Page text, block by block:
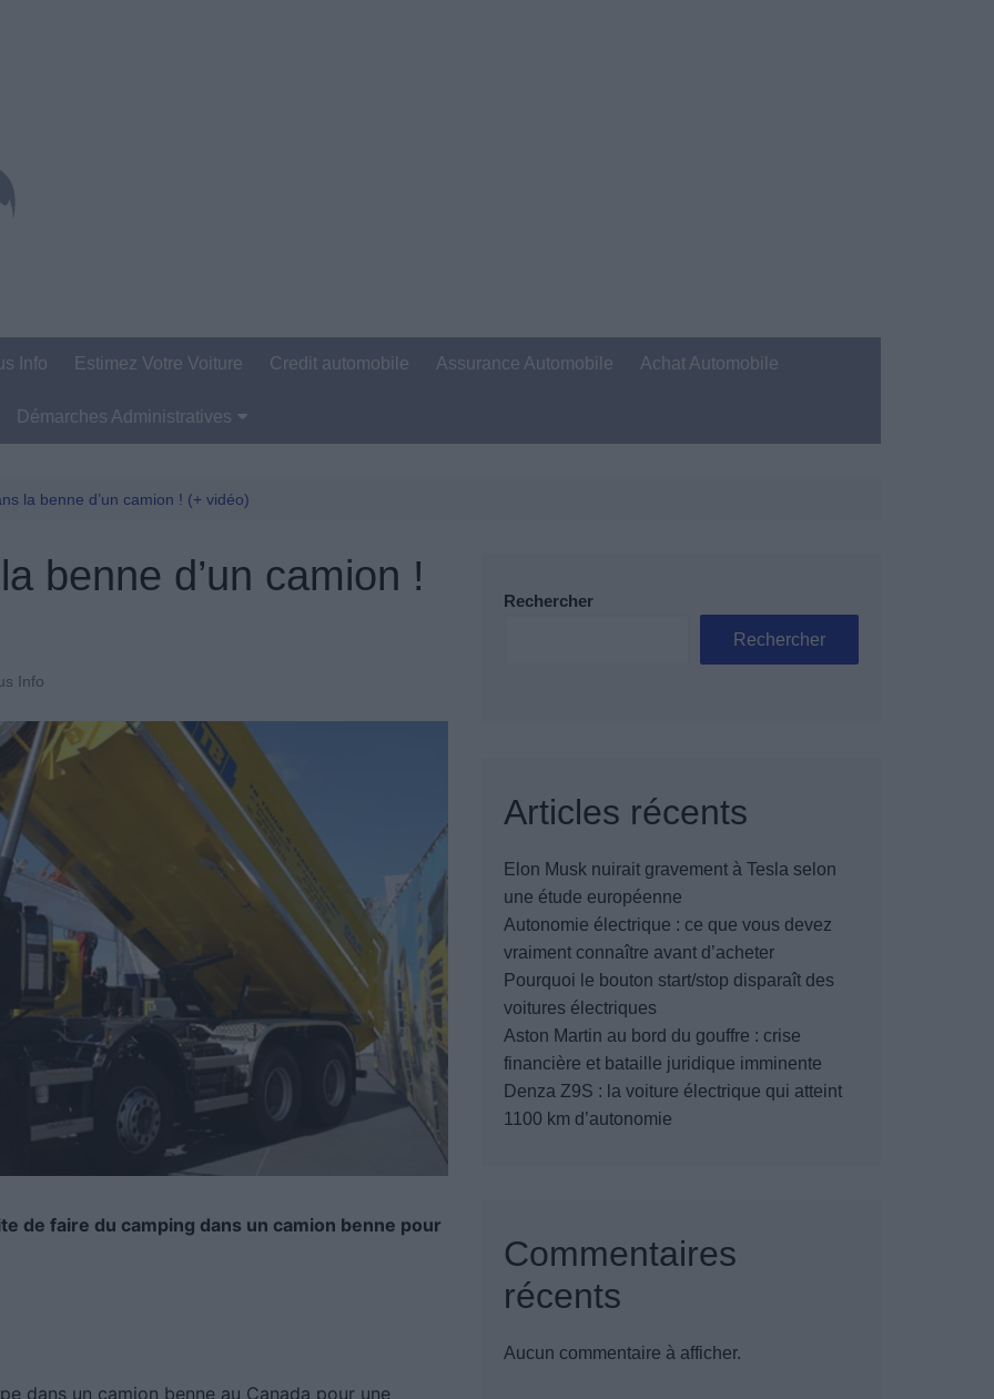
Info Estimez Votre Voiture Credit automobile Assurance Automobile Achat Automobile
Démarches Administratives
Permis De Conduire
la benne d’un camion ! (+ vidéo)
benne d’un camion !
Info
de faire du camping dans un camion benne pour
dans un camion benne au Canada pour une
Rechercher
Rechercher
Articles récents
Elon Musk nuirait gravement à Tesla selon
une étude européenne
Autonomie électrique : ce que vous devez
vraiment connaître avant d’acheter
Pourquoi le bouton start/stop disparaît des
voitures électriques
Aston Martin au bord du gouffre : crise
financière et bataille juridique imminente
Denza Z9S : la voiture électrique qui atteint
1100 km d’autonomie
Commentaires
récents
Aucun commentaire à afficher.